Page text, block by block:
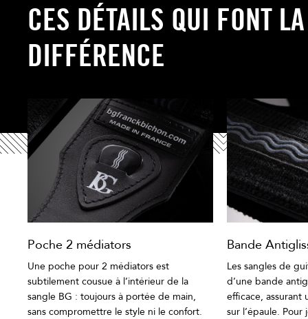
CES DÉTAILS QUI FONT LA
DIFFÉRENCE
Poche 2 médiators
Une poche pour 2 médiators est
subtilement cousue à l’intérieur de la
sangle BG : toujours à portée de main,
sans compromettre le style ni le confort.
Bande
Les sangles de
d’une bande
efficace, assurant
sur l’épaule.